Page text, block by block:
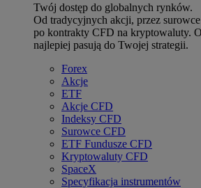
Twój dostęp do globalnych rynków.
Od tradycyjnych akcji, przez
po kontrakty CFD na kryptowaluty.
najlepiej pasują do Twojej strategii.
Forex
Akcje
ETF
Akcje CFD
Indeksy CFD
Surowce CFD
ETF Fundusze CFD
Kryptowaluty CFD
SpaceX
Specyfikacja instrumentów